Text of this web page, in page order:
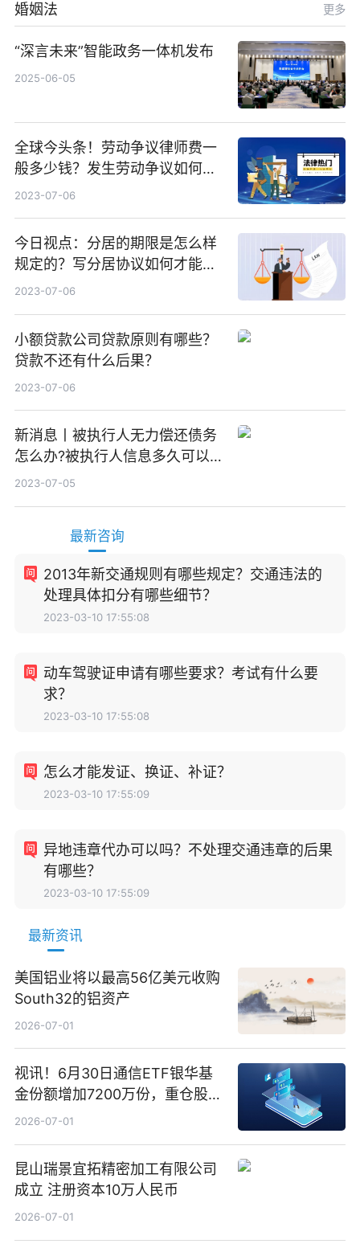
婚姻法 更多
“深言未来”智能政务一体机发布
2025-06-05
全球今头条！劳动争议律师费一
般多少钱？发生劳动争议如何算
工资？
2023-07-06
今日视点：分居的期限是怎么样
规定的？写分居协议如何才能有
效？
2023-07-06
小额贷款公司贷款原则有哪些？
贷款不还有什么后果？
2023-07-06
新消息丨被执行人无力偿还债务
怎么办?被执行人信息多久可以
消除?
2023-07-05
最新咨询
2013年新交通规则有哪些规定？交通违法的
处理具体扣分有哪些细节？
2023-03-10 17:55:08
动车驾驶证申请有哪些要求？考试有什么要
求？
2023-03-10 17:55:08
怎么才能发证、换证、补证？
2023-03-10 17:55:09
异地违章代办可以吗？不处理交通违章的后果
有哪些？
2023-03-10 17:55:09
最新资讯
美国铝业将以最高56亿美元收购
South32的铝资产
2026-07-01
视讯！6月30日通信ETF银华基
金份额增加7200万份，重仓股新
易盛、中际旭创、立讯精密
2026-07-01
昆山瑞景宜拓精密加工有限公司
成立 注册资本10万人民币
2026-07-01